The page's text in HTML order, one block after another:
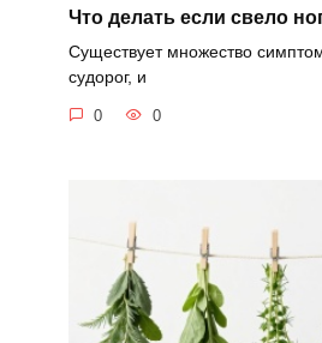
Что делать если свело
Существует множество
судорог, и
0 0